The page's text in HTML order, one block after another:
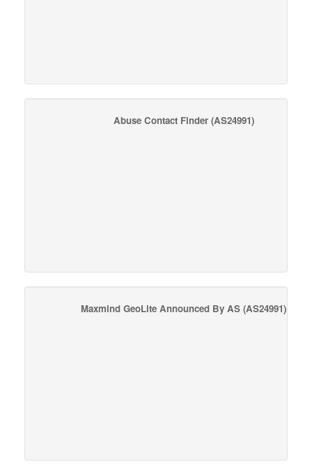
Abuse Contact Finder(AS24991)
Maxmind GeoLite Announced By AS (AS24991)